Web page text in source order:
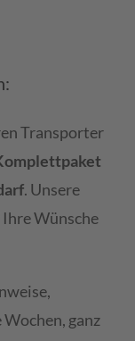
Transporter
. Unsere
Wünsche
ganz